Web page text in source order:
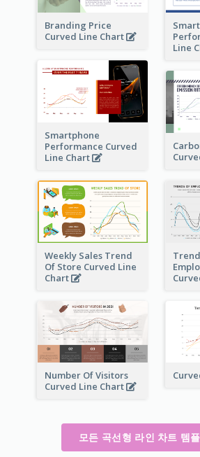
Branding Price
Curved Line Chart
Line
Smartphone
Performance Curved
Line Chart
Weekly Sales Trend
Of Store Curved Line
Chart
Number Of Visitors
Curved Line Chart
모든 곡선형 라인 차트 템